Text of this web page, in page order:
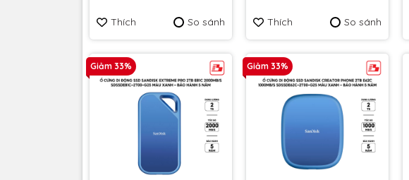
Thích So sánh Thích So sánh
Giảm 33% Giảm 33%